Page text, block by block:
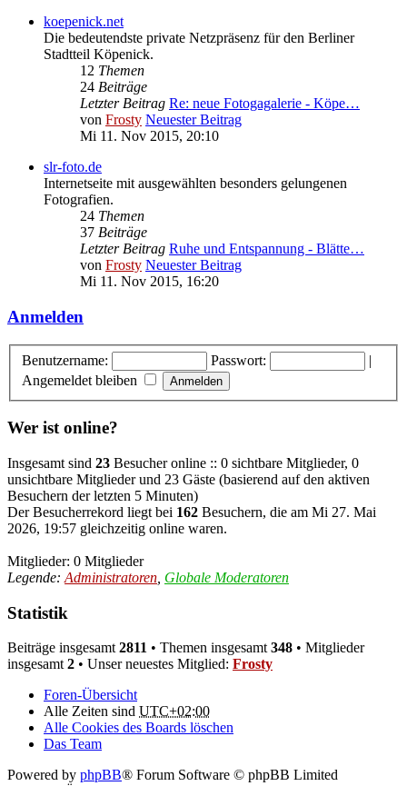
koepenick.net
Die bedeutendste private Netzpräsenz für den Berliner
Stadtteil Köpenick.
12 Themen
24 Beiträge
Letzter Beitrag Re: neue Fotogagalerie - Köpe…
von Frosty Neuester Beitrag
Mi 11. Nov 2015, 20:10
slr-foto.de
Internetseite mit ausgewählten besonders gelungenen
Fotografien.
24 Themen
37 Beiträge
Letzter Beitrag Ruhe und Entspannung - Blätte…
von Frosty Neuester Beitrag
Mi 11. Nov 2015, 16:20
Anmelden
Benutzername: Passwort:
|
Angemeldet bleiben
Wer ist online?
Insgesamt sind 23 Besucher online :: 0 sichtbare Mitglieder, 0
unsichtbare Mitglieder und 23 Gäste (basierend auf den aktiven
Besuchern der letzten 5 Minuten)
Der Besucherrekord liegt bei 162 Besuchern, die am Mi 27. Mai
2026, 19:57 gleichzeitig online waren.
Mitglieder: 0 Mitglieder
Legende: Administratoren Globale Moderatoren
Statistik
Beiträge insgesamt 2811 • Themen insgesamt 348 • Mitglieder
insgesamt 2 • Unser neuestes Mitglied: Frosty
Foren-Übersicht
Alle Zeiten sind UTC+02:00
Alle Cookies des Boards löschen
Das Team
Powered by phpBB® Forum Software © phpBB Limited